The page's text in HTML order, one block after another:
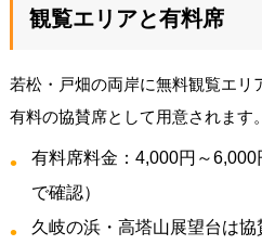
観覧エリアと有料席
若松・戸畑の両岸に無料観覧エリ
有料の協賛席として用意されます。
有料席料金：4,000円～
で確認）
久岐の浜・高塔山展望台は